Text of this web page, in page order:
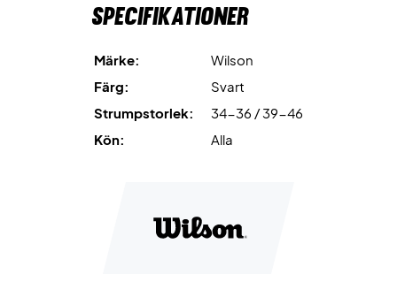
Specifikationer
Märke:
Wilson
Färg:
Svart
Strumpstorlek:
34-36 / 39-46
Kön:
Alla